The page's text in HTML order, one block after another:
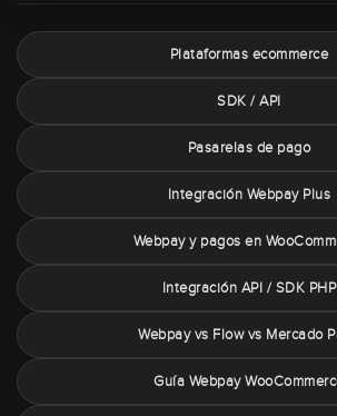
Plataformas ecommerce
SDK / API
Pasarelas de pago
Integración Webpay Plus
Webpay y pagos en
Integración API / SDK PHP
Webpay vs Flow vs Mercado
Guía Webpay